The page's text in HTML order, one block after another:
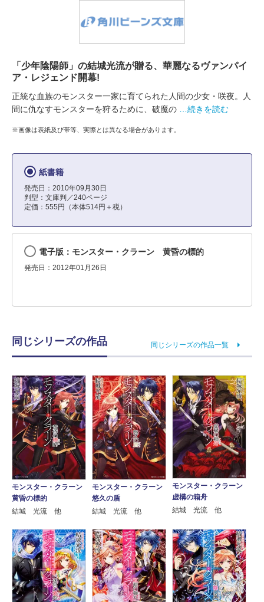
「少年陰陽師」の結城光流が贈る、華麗なるヴァンパイ
ア・レジェンド開幕!
正統な血族のモンスター一家に育てられた人間の少女・咲夜。人
間に仇なすモンスターを狩るために、破魔の
…続きを読む
※画像は表紙及び帯等、実際とは異なる場合があります。
紙書籍
発売日：2010年09月30日
判型：文庫判／240ページ
定価：555円（本体514円＋税）
電子版：モンスター・クラーン 黄昏の標的
発売日：2012年01月26日
同じシリーズの作品 同じシリーズの作品一覧
モンスター・クラーン
黄昏の標的
結城 光流 他
モンスター・クラーン
悠久の盾
結城 光流 他
モンスター・クラーン
虚構の箱舟
結城 光流 他